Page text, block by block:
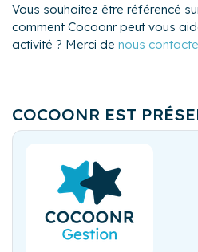
Vous souhaitez être référencé
comment Cocoonr peut vous
activité ? Merci de nous
COCOONR EST